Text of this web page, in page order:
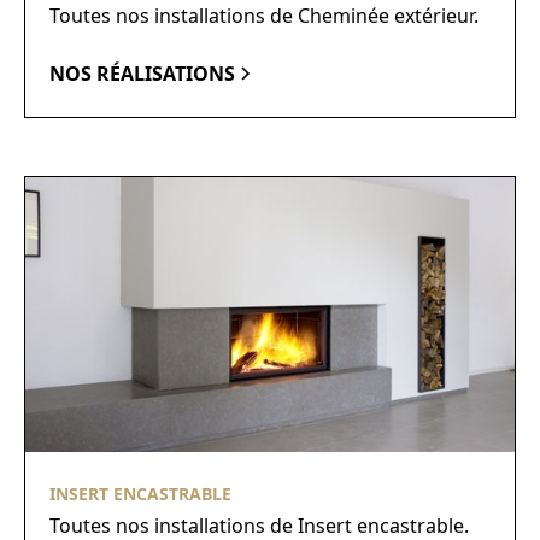
Toutes nos installations de Cheminée extérieur.
NOS RÉALISATIONS
INSERT ENCASTRABLE
Toutes nos installations de Insert encastrable.